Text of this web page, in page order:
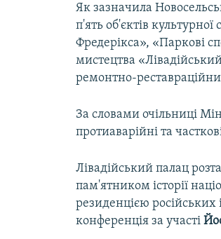
Як зазначила
п'ять об'єктів
Фредерікса», «Паркові
мистецтва
ремонтно-
За словами очільниці
протиаварійні та
Лівадійський палац
пам'ятником історії
резиденцією російських
конференція за участі